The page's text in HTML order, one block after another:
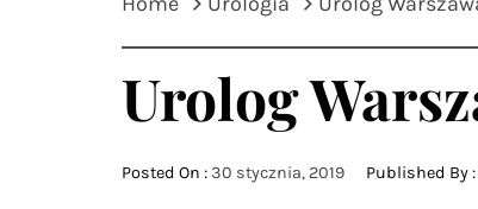
Urolog
Posted On :30 stycznia, 2019 Published By :